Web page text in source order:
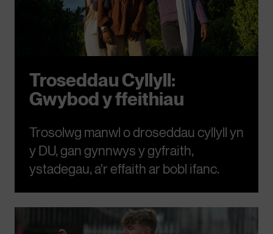
Troseddau Cyllyll:
Gwybod y ffeithiau
Trosolwg manwl o droseddau cyllyll yn
y DU, gan gynnwys y gyfraith,
ystadegau, a'r effaith ar bobl ifanc.